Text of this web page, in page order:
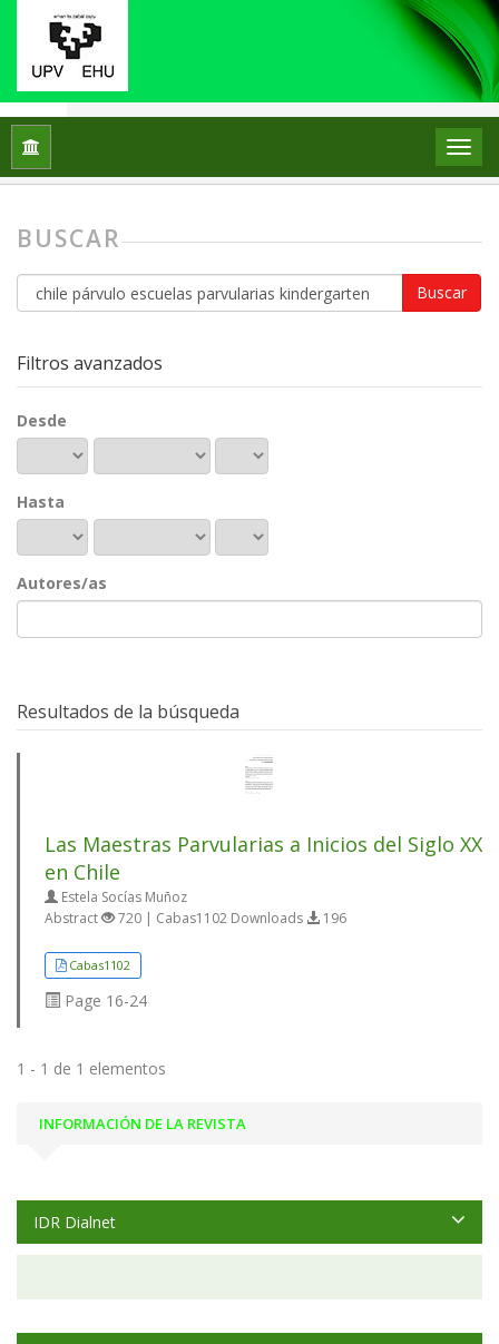
Inicio
BUSCAR
Buscar
artículos
Filtros avanzados
Desde
Hasta
Autores/as
Resultados de la búsqueda
Las Maestras Parvularias a Inicios del Siglo XX
en Chile
Estela Socías Muñoz
Abstract
720 | Cabas1102 Downloads 196
Cabas1102
Page 16-24
1 - 1 de 1 elementos
INFORMACIÓN DE LA REVISTA
IDR Dialnet